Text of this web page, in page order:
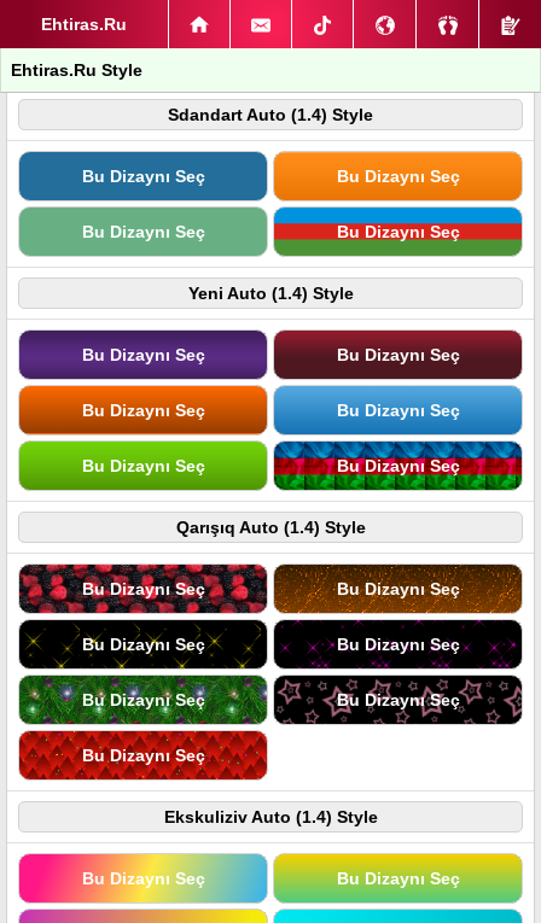
Ehtiras.Ru
Ehtiras.Ru Style
Sdandart Auto (1.4) Style
Bu Dizaynı Seç Bu Dizaynı Seç
Bu Dizaynı Seç Bu Dizaynı Seç
Yeni Auto (1.4) Style
Bu Dizaynı Seç Bu Dizaynı Seç
Bu Dizaynı Seç Bu Dizaynı Seç
Bu Dizaynı Seç Bu Dizaynı Seç
Qarışıq Auto (1.4) Style
Bu Dizaynı Seç Bu Dizaynı Seç
Bu Dizaynı Seç Bu Dizaynı Seç
Bu Dizaynı Seç Bu Dizaynı Seç
Bu Dizaynı Seç
Ekskuliziv Auto (1.4) Style
Bu Dizaynı Seç Bu Dizaynı Seç